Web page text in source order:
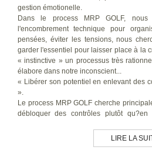
gestion émotionelle.
Dans le process MRP GOLF, nous
l'encombrement technique pour
pensées, éviter les tensions, nous
garder l'essentiel pour laisser place à la
« instinctive » un processus très
élabore dans notre inconscient...
« Libérer son potentiel en enlevant des
».
Le process MRP GOLF cherche
débloquer des contrôles plutôt qu?en
Il apporte un fonctionnement du corps
et favorise l?autonomie du joueur
LIRE LA